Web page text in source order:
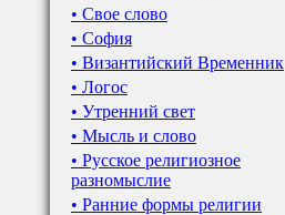
• Свое слово
• София
• Византийский Временник
• Логос
• Утренний свет
• Мысль и слово
• Русское религиозное
разномыслие
• Ранние формы религии